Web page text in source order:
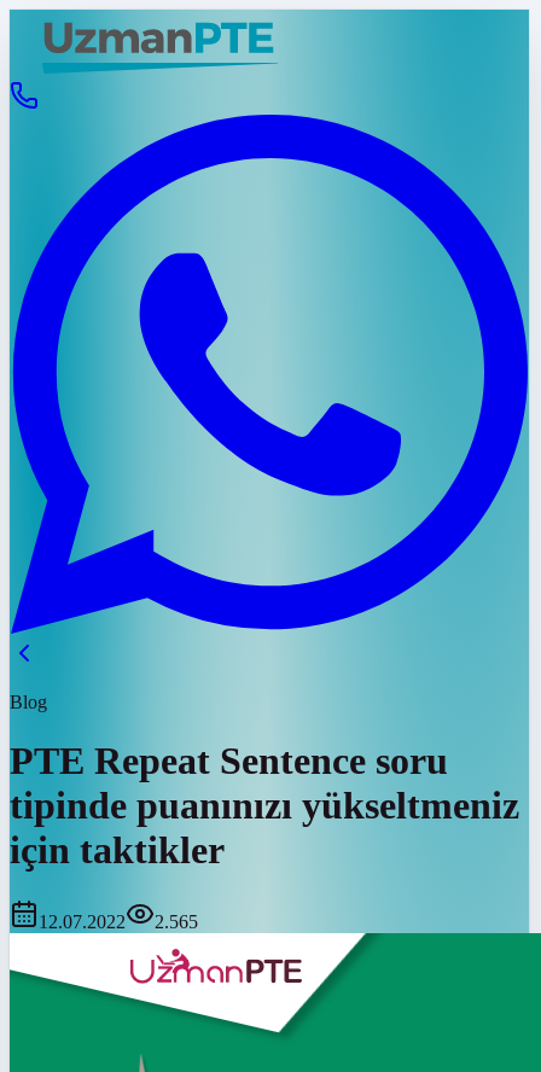
Blog
PTE Repeat Sentence soru
tipinde puanınızı yükseltmeniz
için taktikler
12.07.2022 2.565